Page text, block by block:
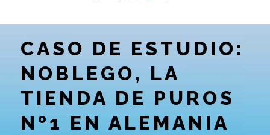
CASO DE ESTUDIO:
NOBLEGO, LA
TIENDA DE PUROS
Nº1 EN ALEMANIA